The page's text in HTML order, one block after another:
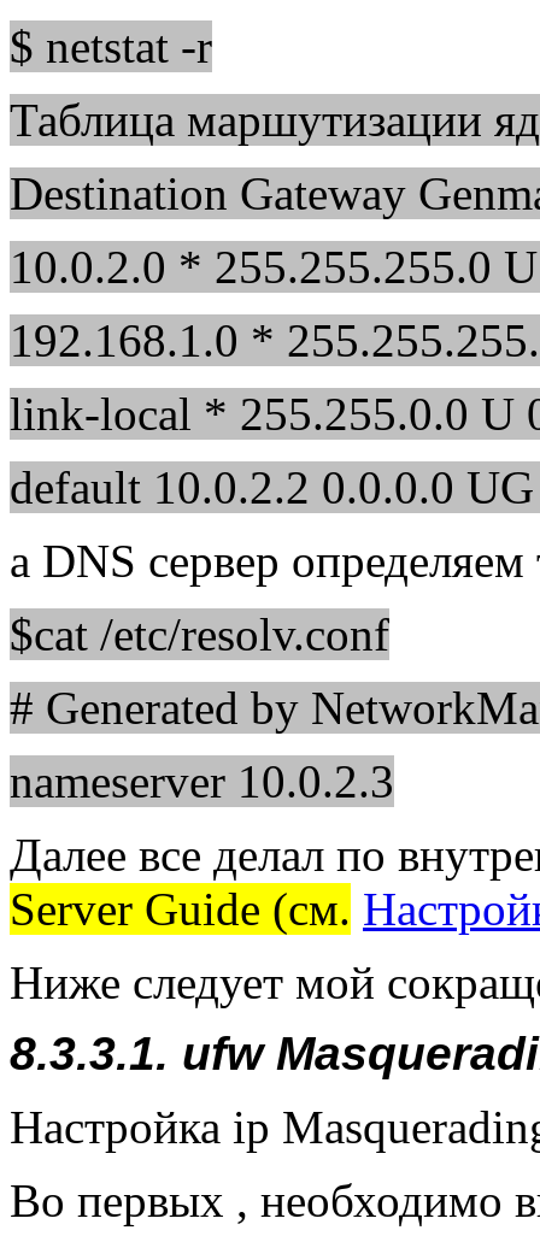
$ netstat -r
Таблица маршутизации
Destination Gateway
10.0.2.0 * 255.255.255.0
192.168.1.0 *
link-local * 255.255.0.0 U
default 10.0.2.2 0.0.0.0
а DNS сервер определяем
$cat /etc/resolv.conf
# Generated by
nameserver 10.0.2.3
Далее все делал по
Server Guide (см.
Ниже следует мой
8.3.3.1. ufw
Настройка ip
Во первых , необходимо